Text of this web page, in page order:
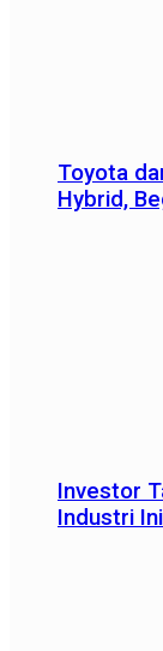
Toyota
Hybrid,
Investor
Industri